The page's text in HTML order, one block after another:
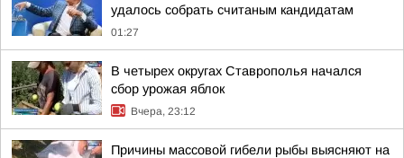
удалось собрать считаным кандидатам
01:27
В четырех округах Ставрополья начался
сбор урожая яблок
Вчера, 23:12
Причины массовой гибели рыбы выясняют на